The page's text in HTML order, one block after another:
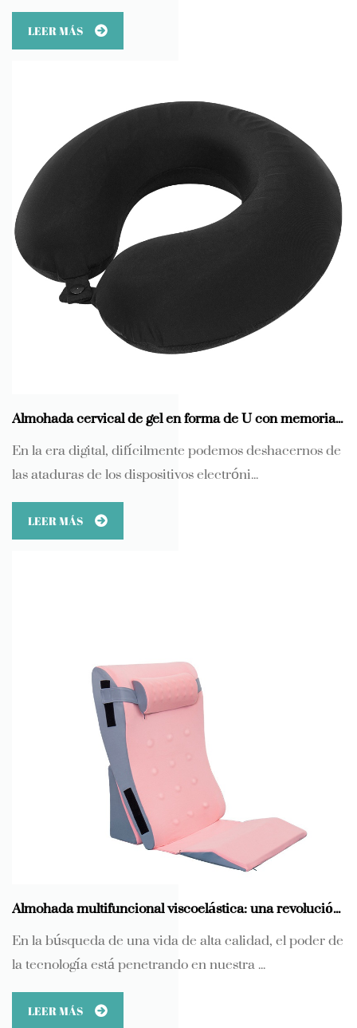
LEER MÁS
Almohada cervical de gel en forma de U con memoria para la siesta: el guardián invisible de la salud cervical
En la era digital, difícilmente podemos deshacernos de
las ataduras de los dispositivos electróni...
LEER MÁS
Almohada multifuncional viscoelástica: una revolución del sueño liderada por la tecnología
En la búsqueda de una vida de alta calidad, el poder de
la tecnología está penetrando en nuestra ...
LEER MÁS